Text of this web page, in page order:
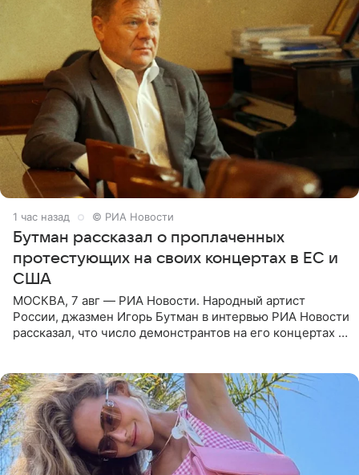
1 час назад © РИА Новости
Бутман рассказал о проплаченных
протестующих на своих концертах в ЕС и
США
МОСКВА, 7 авг — РИА Новости. Народный артист
России, джазмен Игорь Бутман в интервью РИА Новости
рассказал, что число демонстрантов на его концертах в